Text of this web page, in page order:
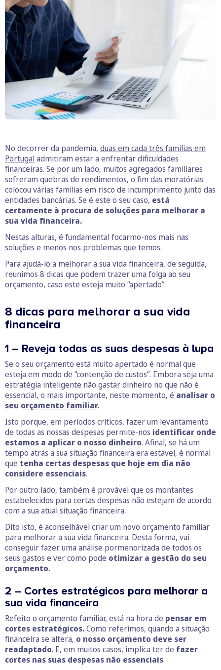
No decorrer da pandemia, duas em cada três famílias em
Portugal admitiram estar a enfrentar dificuldades
financeiras. Se por um lado, muitos agregados familiares
sofreram quebras de rendimentos, o fim das moratórias
colocou várias famílias em risco de incumprimento junto das
entidades bancárias. Se é este o seu caso, está
certamente à procura de soluções para melhorar a
sua vida financeira.
Nestas alturas, é fundamental focarmo-nos mais nas
soluções e menos nos problemas que temos.
Para ajudá-lo a melhorar a sua vida financeira, de seguida,
reunimos 8 dicas que podem trazer uma folga ao seu
orçamento, caso este esteja muito “apertado”.
8 dicas para melhorar a sua vida
financeira
1 – Reveja todas as suas despesas à lupa
Se o seu orçamento está muito apertado é normal que
esteja em modo de “contenção de custos”. Embora seja uma
estratégia inteligente não gastar dinheiro no que não é
essencial, o mais importante, neste momento, é analisar o
seu orçamento familiar.
Isto porque, em períodos críticos, fazer um levantamento
de todas as nossas despesas permite-nos identificar onde
estamos a aplicar o nosso dinheiro. Afinal, se há um
tempo atrás a sua situação financeira era estável, é normal
que tenha certas despesas que hoje em dia não
considere essenciais.
Por outro lado, também é provável que os montantes
estabelecidos para certas despesas não estejam de acordo
com a sua atual situação financeira.
Dito isto, é aconselhável criar um novo orçamento familiar
para melhorar a sua vida financeira. Desta forma, vai
conseguir fazer uma análise pormenorizada de todos os
seus gastos e ver como pode otimizar a gestão do seu
orçamento.
2 – Cortes estratégicos para melhorar a
sua vida financeira
Refeito o orçamento familiar, está na hora de pensar em
cortes estratégicos.Como referimos, quando a situação
financeira se altera, o nosso orçamento deve ser
readaptado. E, em muitos casos, implica ter de fazer
cortes nas suas despesas não essenciais.